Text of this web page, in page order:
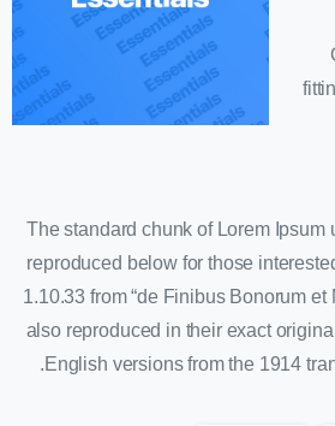
The standard chunk of Lorem Ipsum
reproduced below for those
1.10.33 from “de Finibus Bonorum et
also reproduced in their exact
English versions from the 1914